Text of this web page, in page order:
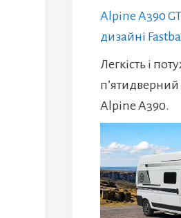
Alpine A390
дизайні
Легкість і
Alpine A390.